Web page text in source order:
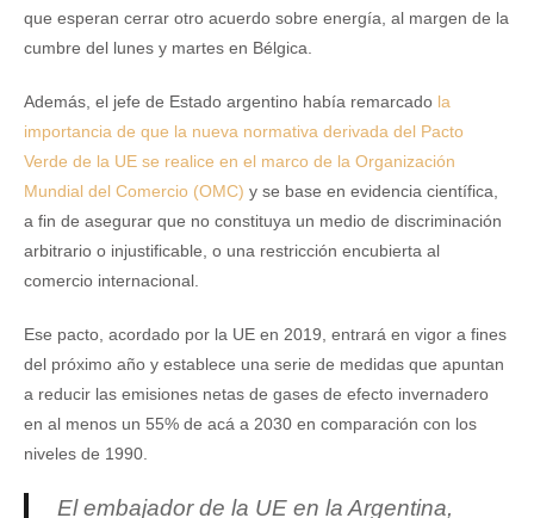
que esperan cerrar otro acuerdo sobre energía, al margen de la
cumbre del lunes y martes en Bélgica.
Además, el jefe de Estado argentino había remarcado la
importancia de que la nueva normativa derivada del Pacto
Verde de la UE se realice en el marco de la Organización
Mundial del Comercio (OMC) y se base en evidencia científica,
a fin de asegurar que no constituya un medio de discriminación
arbitrario o injustificable, o una restricción encubierta al
comercio internacional.
Ese pacto, acordado por la UE en 2019, entrará en vigor a fines
del próximo año y establece una serie de medidas que apuntan
a reducir las emisiones netas de gases de efecto invernadero
en al menos un 55% de acá a 2030 en comparación con los
niveles de 1990.
El embajador de la UE en la Argentina,